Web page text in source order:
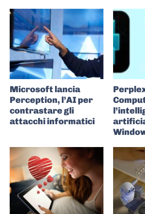
Microsoft lancia
Perception, l’AI per
contrastare gli
attacchi informatici